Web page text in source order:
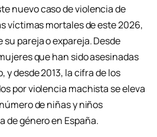
nuevo caso de violencia de
víctimas mortales de este 2026,
su pareja o expareja. Desde
que han sido asesinadas
y desde 2013, la cifra de los
por violencia machista se eleva
de niñas y niños
de género en España.